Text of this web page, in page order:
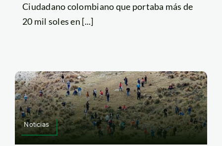
Ciudadano colombiano que portaba más de
20 mil soles en [...]
Noticias